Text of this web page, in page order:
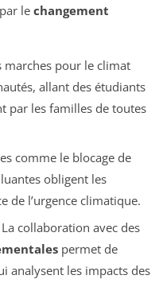
le changement
marches pour le climat
allant des étudiants
par les familles de toutes
comme le blocage de
obligent les
de l’urgence climatique.
collaboration avec des
permet de
analysent les impacts des